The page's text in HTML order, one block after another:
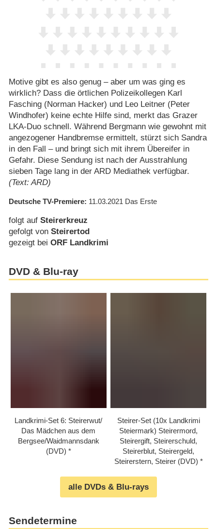
Motive gibt es also genug – aber um was ging es
wirklich? Dass die örtlichen Polizeikollegen Karl
Fasching (Norman Hacker) und Leo Leitner (Peter
Windhofer) keine echte Hilfe sind, merkt das Grazer
LKA-Duo schnell. Während Bergmann wie gewohnt mit
angezogener Handbremse ermittelt, stürzt sich Sandra
in den Fall – und bringt sich mit ihrem Übereifer in
Gefahr. Diese Sendung ist nach der Ausstrahlung
sieben Tage lang in der ARD Mediathek verfügbar.
(Text: ARD)
Deutsche TV-Premiere 11.03.2021 Das Erste
folgt auf Steirerkreuz
gefolgt von Steirertod
gezeigt bei ORF Landkrimi
DVD & Blu-ray
Landkrimi-Set 6: Steirerwut/​
Das Mädchen aus dem
Bergsee/​Waidmannsdank
(DVD)
Steirer-Set (10x Landkrimi
Steiermark) Steirermord,
Steirergift, Steirerschuld,
Steirerblut, Steirergeld,
Steirerstern, Steirer (DVD)
alle DVDs & Blu-rays
Sendetermine